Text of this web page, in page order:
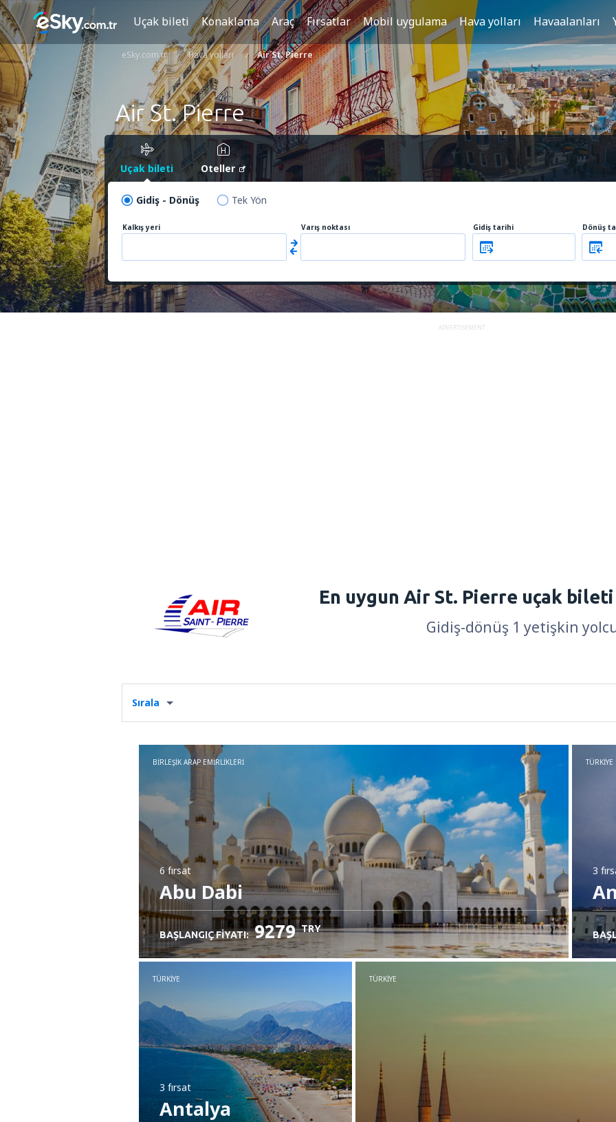
Uçak bileti Konaklama Araç Fırsatlar Mobil uygulama Hava yolları Havaalanları
eSky.com.tr Hava yolları Air St. Pierre
Air St. Pierre
Uçak bileti Oteller
Gidiş - Dönüş Tek Yön
Kalkış yeri Varış noktası Gidiş tarihi Dönüş
ADVERTISEMENT
En uygun Air St. Pierre uçak
Gidiş-dönüş 1 yetişkin
Sırala
BIRLEŞIK ARAP EMIRLIKLERI
6 fırsat
Abu Dabi
BAŞLANGIÇ FIYATI: 9279 TRY
TÜRKIYE
3
TÜRKIYE
3 fırsat
Antalya
TÜRKIYE